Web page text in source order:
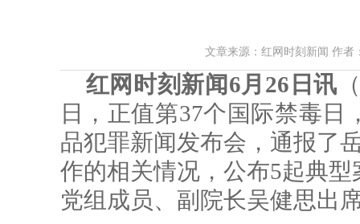
文章来源：红网时刻新闻 作者
红网时刻新闻6月26日讯
日，正值第37个国际禁毒
品犯罪新闻发布会，通报了
作的相关情况，公布5起典
党组成员、副院长吴健思出